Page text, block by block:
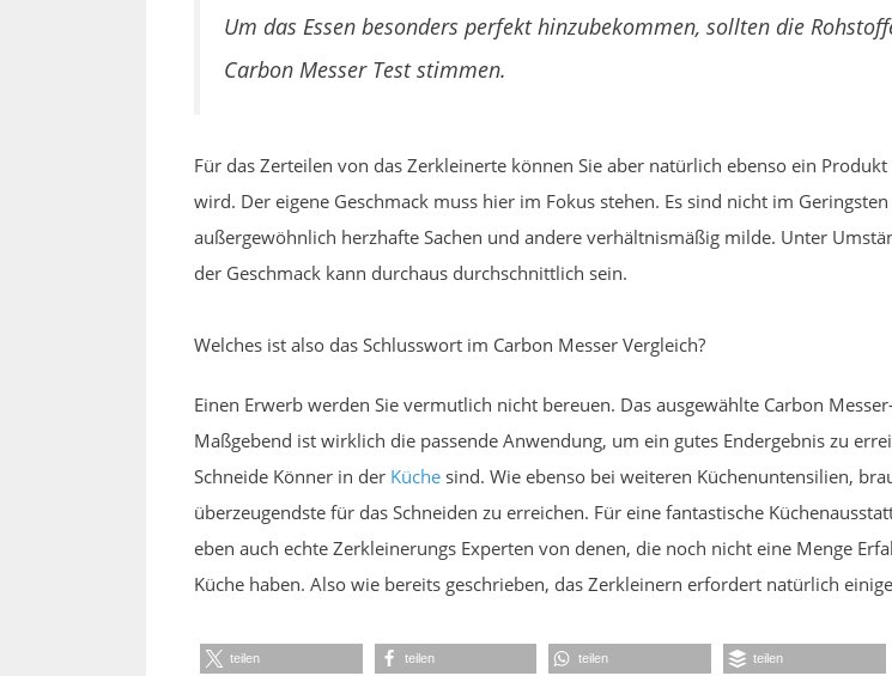
Um das Essen besonders perfekt hinzubekommen, sollten die
Carbon Messer Test stimmen.
Für das Zerteilen von das Zerkleinerte können Sie aber natürlich ebenso ein
wird. Der eigene Geschmack muss hier im Fokus stehen. Es sind nicht im
außergewöhnlich herzhafte Sachen und andere verhältnismäßig milde. Unter
der Geschmack kann durchaus durchschnittlich sein.
Welches ist also das Schlusswort im Carbon Messer Vergleich?
Einen Erwerb werden Sie vermutlich nicht bereuen. Das ausgewählte Carbon
Maßgebend ist wirklich die passende Anwendung, um ein gutes Endergebnis zu
Schneide Könner in der Küche sind. Wie ebenso bei weiteren Küchenuntensilien,
überzeugendste für das Schneiden zu erreichen. Für eine fantastische
eben auch echte Zerkleinerungs Experten von denen, die noch nicht eine Menge
Küche haben. Also wie bereits geschrieben, das Zerkleinern erfordert natürlich
teilen teilen teilen teilen